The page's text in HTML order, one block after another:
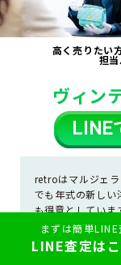
まずは簡単LINE
LINE査定は
高く売りたい
担
ヴィン
LINE
retroはマルジェ
でも年式の新しい
も得意としていま
代のアイテムを
売も可能です。費
最大90%ご返金し